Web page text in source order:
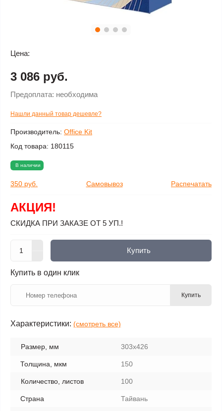
Производитель: Office Kit
Код товара: 180115
В наличии
350 руб. Самовывоз Распечатать
Цена:
3 086 руб.
Предоплата: необходима
Нашли данный товар дешевле?
АКЦИЯ!
СКИДКА ПРИ ЗАКАЗЕ ОТ 5 УП.!
Купить
Купить в один клик
Купить
Характеристики: (смотреть все)
Размер, мм 303х426
Толщина, мкм 150
Количество, листов 100
Страна Тайвань